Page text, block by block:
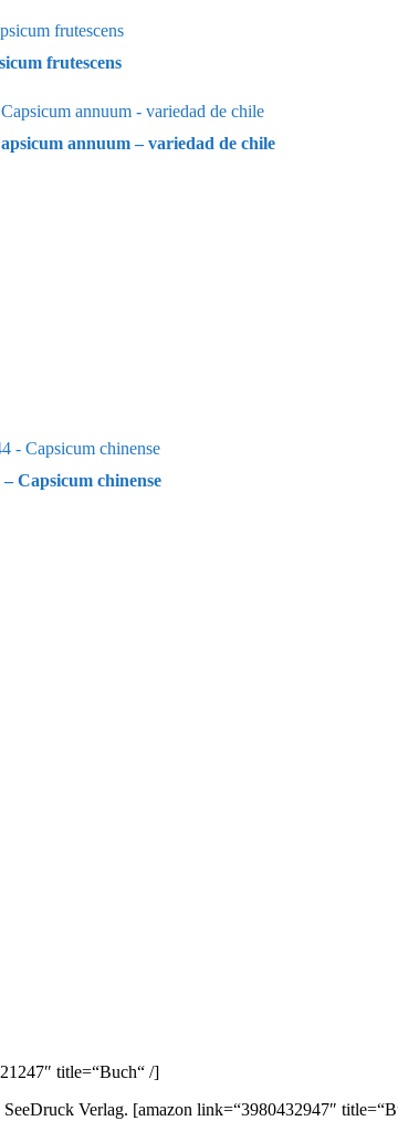
frutescens
annuum – variedad de chile
Capsicum chinense
title=“Buch“ /]
Verlag. [amazon link=“3980432947″